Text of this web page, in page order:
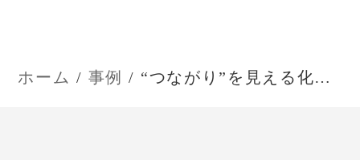
ン
ホーム 事例 “つながり”を見える化する――黒部市に学ぶ、地域福祉とDXの共創